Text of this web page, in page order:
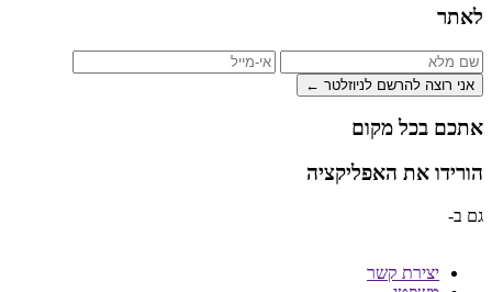
לאתר
אני רוצה להרשם לניוזלטר ←
אתכם בכל מקום
הורידו את האפליקציה
גם ב-
יצירת קשר